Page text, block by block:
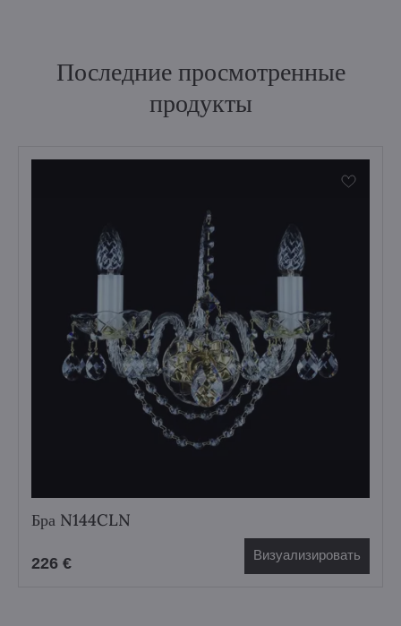
Последние просмотренные
продукты
Бра N144CLN
226 € Визуализировать